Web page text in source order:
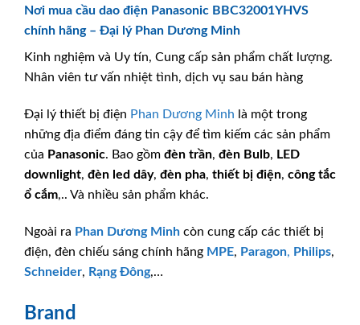
Nơi mua cầu dao điện Panasonic BBC32001YHVS
chính hãng – Đại lý Phan Dương Minh
Kinh nghiệm và Uy tín, Cung cấp sản phẩm chất lượng.
Nhân viên tư vấn nhiệt tình, dịch vụ sau bán hàng
Đại lý thiết bị điện Phan Dương Minh là một trong
những địa điểm đáng tin cậy để tìm kiếm các sản phẩm
của Panasonic. Bao gồm đèn trần, đèn Bulb, LED
downlight, đèn led dây, đèn pha, thiết bị điện, công tắc
ổ cắm,.. Và nhiều sản phẩm khác.
Ngoài ra Phan Dương Minh còn cung cấp các thiết bị
điện, đèn chiếu sáng chính hãng MPE, Paragon, Philips,
Schneider, Rạng Đông,…
Brand